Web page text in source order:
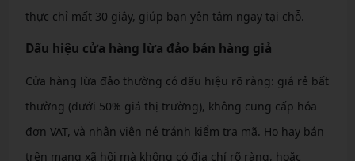
thực chỉ mất 30 giây, giúp bạn yên tâm ngay tại chỗ.
Dấu hiệu cửa hàng lừa đảo bán hàng giả
Cửa hàng lừa đảo thường có dấu hiệu rõ ràng: giá rẻ bất
thường (dưới 50% giá thị trường), không cung cấp hóa
đơn VAT, và nhân viên né tránh kiểm tra mã. Họ hay bán
trên mạng xã hội mà không có địa chỉ rõ ràng, hoặc